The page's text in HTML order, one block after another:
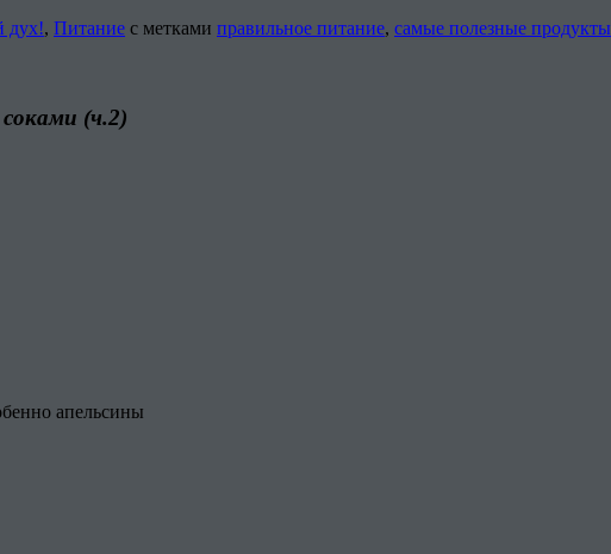
дух!, Питание с метками правильное питание, самые полезные продукты
(ч.2)
апельсины